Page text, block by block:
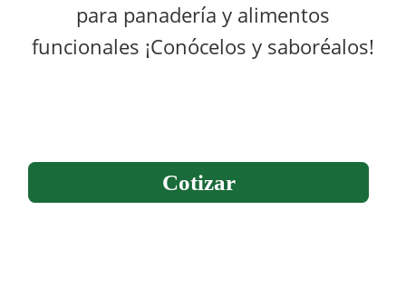
para panadería y alimentos
funcionales ¡Conócelos y saboréalos!
Cotizar